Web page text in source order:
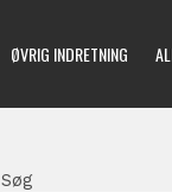
ØVRIG INDRETNING
Søg